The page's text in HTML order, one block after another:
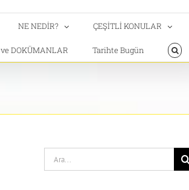
NE NEDİR? ÇEŞİTLİ KONULAR
DOKÜMANLAR Tarihte Bugün
Search
for: